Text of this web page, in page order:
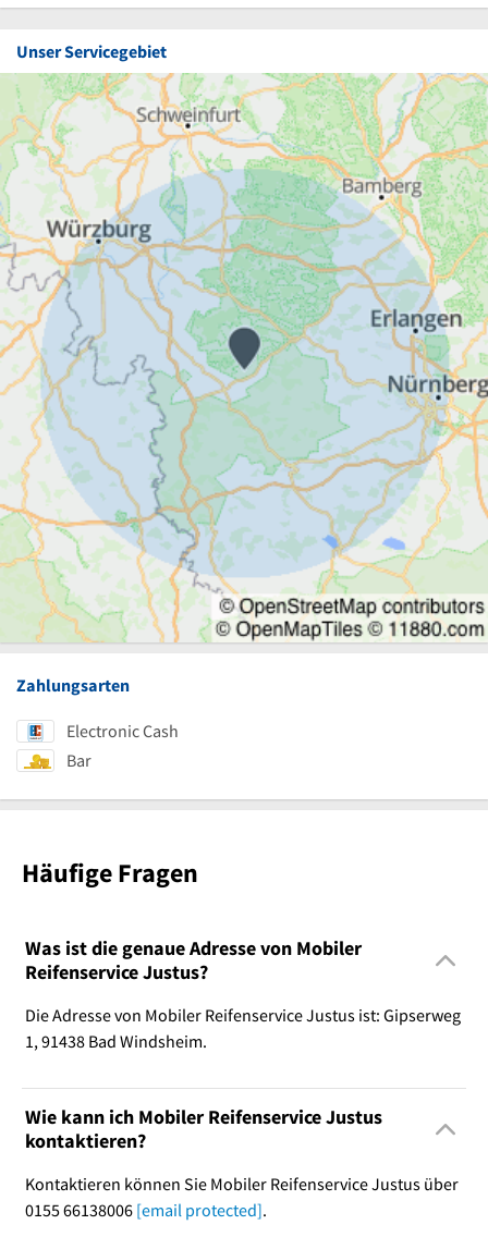
Unser Servicegebiet
Zahlungsarten
Electronic Cash
Bar
Häufige Fragen
Was ist die genaue Adresse von Mobiler
Reifenservice Justus?
Die Adresse von Mobiler Reifenservice Justus ist: Gipserweg
1, 91438 Bad Windsheim.
Wie kann ich Mobiler Reifenservice Justus
kontaktieren?
Kontaktieren können Sie Mobiler Reifenservice Justus über
0155 66138006 [email protected].